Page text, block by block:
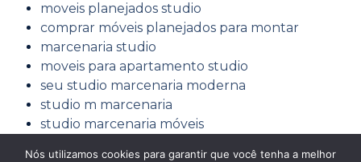
moveis planejados studio
comprar móveis planejados para montar
marcenaria studio
moveis para apartamento studio
seu studio marcenaria moderna
studio m marcenaria
studio marcenaria móveis
Nós utilizamos cookies para garantir que você tenha a melhor